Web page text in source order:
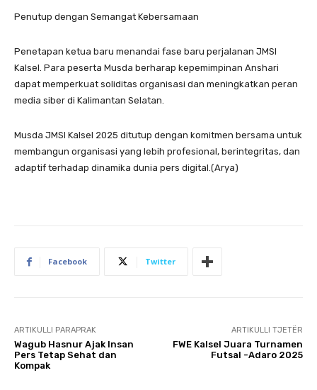
Penutup dengan Semangat Kebersamaan
Penetapan ketua baru menandai fase baru perjalanan JMSI
Kalsel. Para peserta Musda berharap kepemimpinan Anshari
dapat memperkuat soliditas organisasi dan meningkatkan peran
media siber di Kalimantan Selatan.
Musda JMSI Kalsel 2025 ditutup dengan komitmen bersama untuk
membangun organisasi yang lebih profesional, berintegritas, dan
adaptif terhadap dinamika dunia pers digital.(Arya)
Facebook Twitter
ARTIKULLI PARAPRAK
Wagub Hasnur Ajak Insan
Pers Tetap Sehat dan
Kompak
ARTIKULLI TJETËR
FWE Kalsel Juara Turnamen
Futsal -Adaro 2025